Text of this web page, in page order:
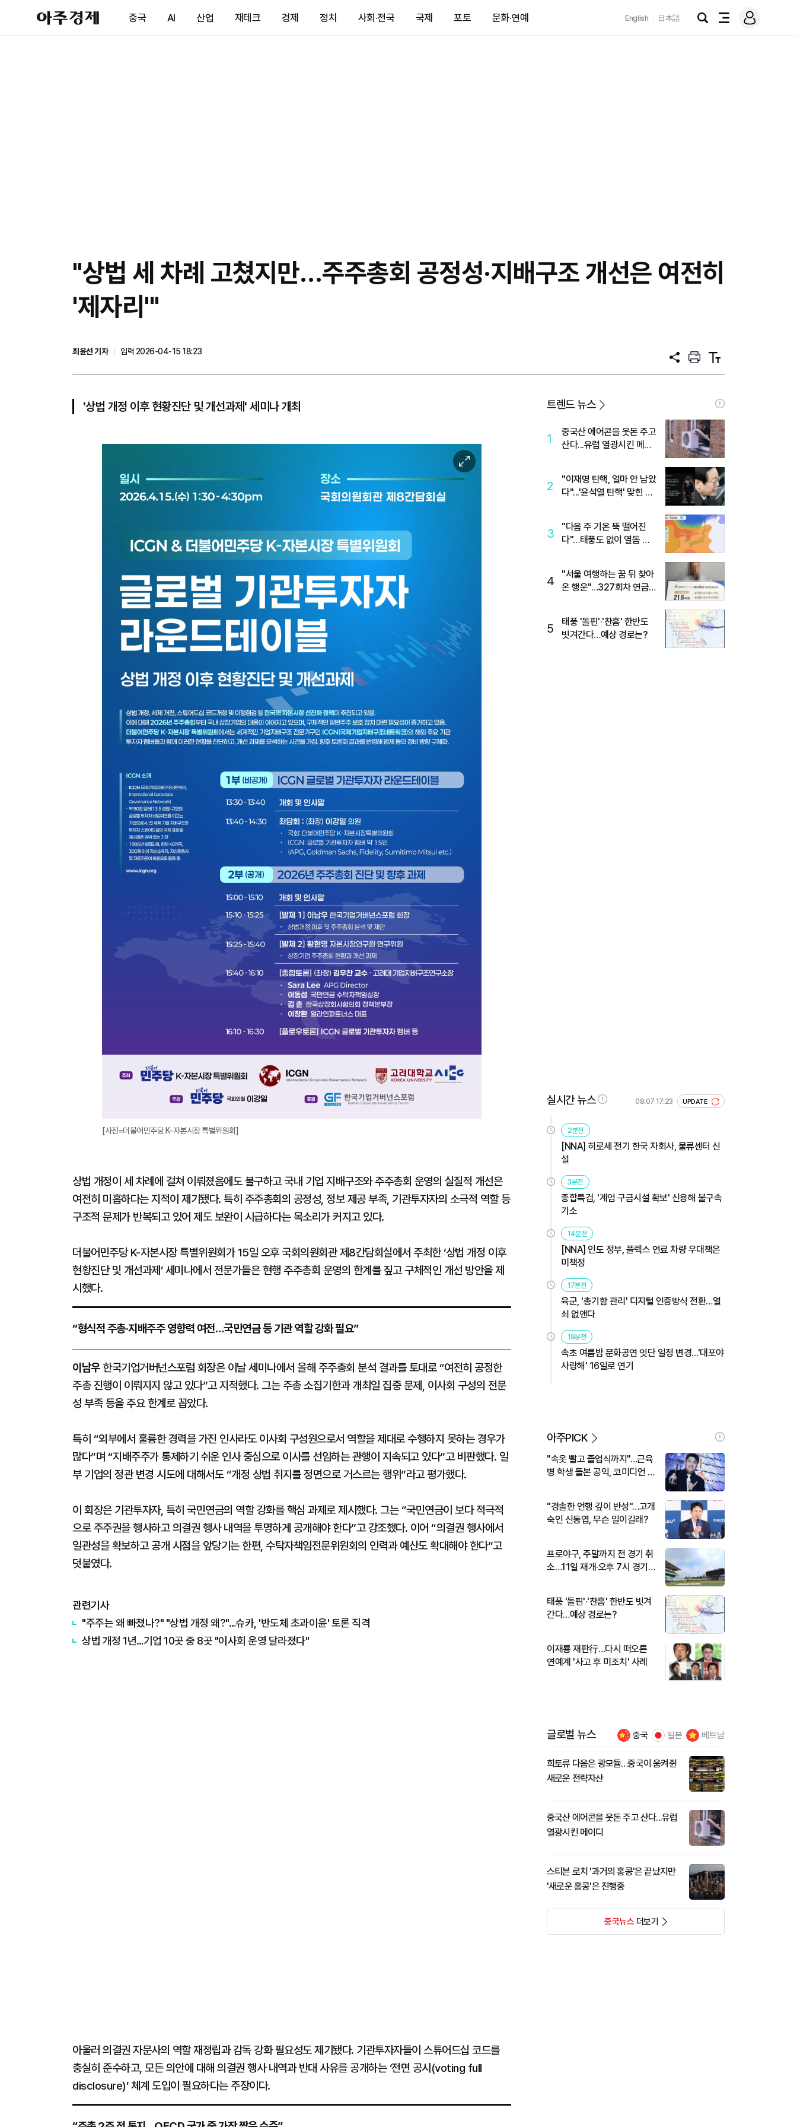
아
주
제
중국 AI 산업 재테크 경제 정치 사회·전국 국제 포토 문화·연예 English 日本語
검
전
메
그
"상법 세 차례 고쳤지만…주주총회 공정성·지배구조 개선은 여전히
'제자리'"
최윤선 기자
입력 2026-04-15 18:23
공
프
트
텍
트
'상법 개정 이후 현황진단 및 개선과제' 세미나 개최
이
미
[사진=더불어민주당 K-자본시장 특별위원회]
상법 개정이 세 차례에 걸쳐 이뤄졌음에도 불구하고 국내 기업 지배구조와 주주총회 운영의 실질적 개선은
여전히 미흡하다는 지적이 제기됐다. 특히 주주총회의 공정성, 정보 제공 부족, 기관투자자의 소극적 역할 등
구조적 문제가 반복되고 있어 제도 보완이 시급하다는 목소리가 커지고 있다.
더불어민주당 K-자본시장 특별위원회가 15일 오후 국회의원회관 제8간담회실에서 주최한 ‘상법 개정 이후
현황진단 및 개선과제’ 세미나에서 전문가들은 현행 주주총회 운영의 한계를 짚고 구체적인 개선 방안을 제
시했다.
“형식적 주총·지배주주 영향력 여전…국민연금 등 기관 역할 강화 필요”
이남우한국기업거버넌스포럼 회장은 이날 세미나에서 올해 주주총회 분석 결과를 토대로 “여전히 공정한
주총 진행이 이뤄지지 않고 있다”고 지적했다. 그는 주총 소집기한과 개최일 집중 문제, 이사회 구성의 전문
성 부족 등을 주요 한계로 꼽았다.
특히 “외부에서 훌륭한 경력을 가진 인사라도 이사회 구성원으로서 역할을 제대로 수행하지 못하는 경우가
많다”며 “지배주주가 통제하기 쉬운 인사 중심으로 이사를 선임하는 관행이 지속되고 있다”고 비판했다. 일
부 기업의 정관 변경 시도에 대해서도 “개정 상법 취지를 정면으로 거스르는 행위”라고 평가했다.
이 회장은 기관투자자, 특히 국민연금의 역할 강화를 핵심 과제로 제시했다. 그는 “국민연금이 보다 적극적
으로 주주권을 행사하고 의결권 행사 내역을 투명하게 공개해야 한다”고 강조했다. 이어 “의결권 행사에서
일관성을 확보하고 공개 시점을 앞당기는 한편, 수탁자책임전문위원회의 인력과 예산도 확대해야 한다”고
덧붙였다.
관련기사
"주주는 왜 빠졌나?" "상법 개정 왜?"…슈카, '반도체 초과이윤' 토론 직격
상법 개정 1년…기업 10곳 중 8곳 "이사회 운영 달라졌다"
아울러 의결권 자문사의 역할 재정립과 감독 강화 필요성도 제기됐다. 기관투자자들이 스튜어드십 코드를
충실히 준수하고, 모든 의안에 대해 의결권 행사 내역과 반대 사유를 공개하는 ‘전면 공시(voting full
disclosure)’ 체계 도입이 필요하다는 주장이다.
트렌드 뉴스
1
중국산 에어콘을 웃돈 주고
산다...유럽 열광시킨 메이
2
"이재명 탄핵, 얼마 안 남았
다"...'윤석열 탄핵' 맞힌 무
3
"다음 주 기온 뚝 떨어진
다"…태풍도 없이 열돔 박
4
"서울 여행하는 꿈 뒤 찾아
온 행운"…327회차 연금
5
태풍 '돌핀'·'찬홈' 한반도
빗겨간다…예상 경로는?
실시간 뉴스 08.07 17:23 UPDATE
2분전
[NNA] 히로세 전기 한국 자회사, 물류센터 신
설
3분전
종합특검, '계엄 구금시설 확보' 신용해 불구속
기소
14분전
[NNA] 인도 정부, 플렉스 연료 차량 우대책은
미책정
17분전
육군, '총기함 관리' 디지털 인증방식 전환…열
쇠 없앤다
19분전
속초 여름밤 문화공연 잇단 일정 변경…'대포야
사랑해' 16일로 연기
아주PICK
"속옷 빨고 졸업식까지"…근육
병 학생 돌본 공익, 코미디언 김
"경솔한 언행 깊이 반성"…고개
숙인 신동엽, 무슨 일이길래?
프로야구, 주말까지 전 경기 취
소…11일 재개·오후 7시 경기
태풍 '돌핀'·'찬홈' 한반도 빗겨
간다…예상 경로는?
이재룡 재판行…다시 떠오른
연예계 '사고 후 미조치' 사례
글로벌 뉴스 중국 일본 베트남
희토류 다음은 광모듈…중국이 움켜쥔
새로운 전략자산
중국산 에어콘을 웃돈 주고 산다...유럽
열광시킨 메이디
스티븐 로치 '과거의 홍콩'은 끝났지만
'새로운 홍콩'은 진행중
중국뉴스더보기